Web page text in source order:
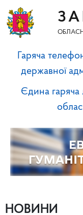
Гаряча
державної
Єдина гаряча
НОВИНИ